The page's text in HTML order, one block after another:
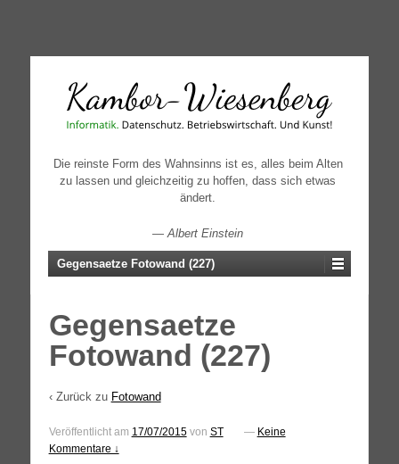
↓
CONTENT
Die reinste Form des Wahnsinns ist es, alles beim Alten
zu lassen und gleichzeitig zu hoffen, dass sich etwas
ändert.
—Albert Einstein
Gegensaetze Fotowand (227)
Gegensaetze
Fotowand (227)
‹ Zurück zu Fotowand
Veröffentlicht am 17/07/2015von ST — Keine
Kommentare ↓